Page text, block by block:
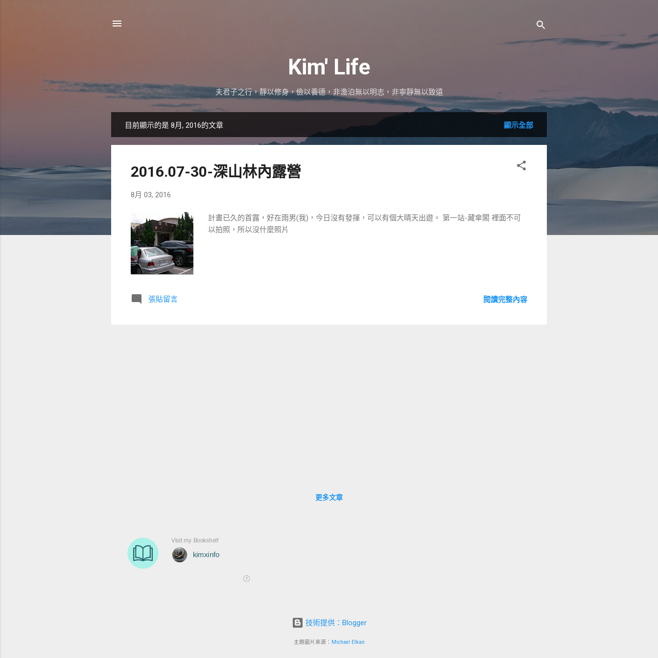
Kim' Life
夫君子之行，靜以修身，儉以養德，非澹泊無以明志，非寧靜無以致遠
表
目前顯示的是 8月, 2016的文章 顯示全部
2016.07-30-深山林內露營
8月 03, 2016
計畫已久的首露，好在雨男(我)，今日沒有發揮，可以有個大晴天出遊。 第一站-藏傘閣 裡面不可
以拍照，所以沒什麼照片
張貼留言 閱讀完整內容
更多文章
技術提供：Blogger
主題圖片來源： Michael Elkan